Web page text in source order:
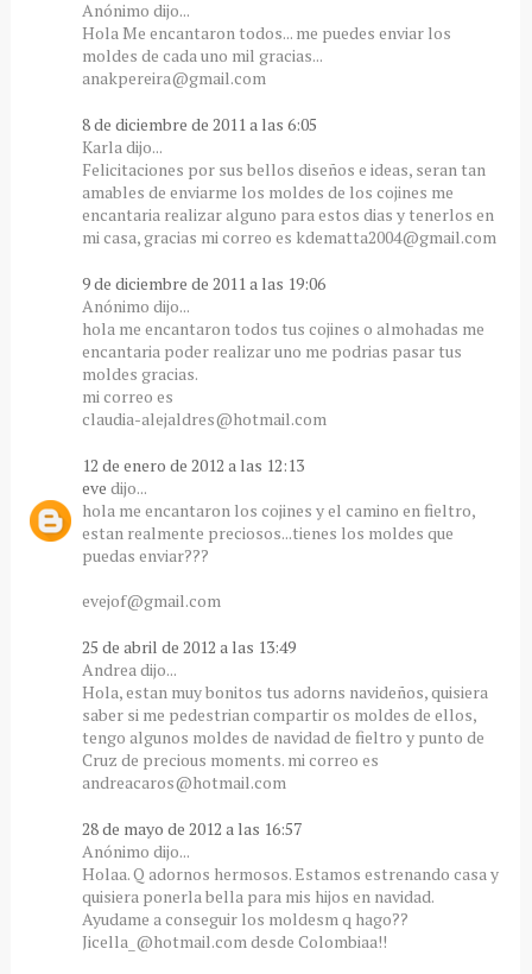
Anónimo dijo...
Hola Me encantaron todos... me puedes enviar los
moldes de cada uno mil gracias...
anakpereira@gmail.com
8 de diciembre de 2011 a las 6:05
Karla dijo...
Felicitaciones por sus bellos diseños e ideas, seran tan
amables de enviarme los moldes de los cojines me
encantaria realizar alguno para estos dias y tenerlos en
mi casa, gracias mi correo es kdematta2004@gmail.com
9 de diciembre de 2011 a las 19:06
Anónimo dijo...
hola me encantaron todos tus cojines o almohadas me
encantaria poder realizar uno me podrias pasar tus
moldes gracias.
mi correo es
claudia-alejaldres@hotmail.com
12 de enero de 2012 a las 12:13
eve dijo...
hola me encantaron los cojines y el camino en fieltro,
estan realmente preciosos...tienes los moldes que
puedas enviar???
evejof@gmail.com
25 de abril de 2012 a las 13:49
Andrea dijo...
Hola, estan muy bonitos tus adorns navideños, quisiera
saber si me pedestrian compartir os moldes de ellos,
tengo algunos moldes de navidad de fieltro y punto de
Cruz de precious moments. mi correo es
andreacaros@hotmail.com
28 de mayo de 2012 a las 16:57
Anónimo dijo...
Holaa. Q adornos hermosos. Estamos estrenando casa y
quisiera ponerla bella para mis hijos en navidad.
Ayudame a conseguir los moldesm q hago??
Jicella_@hotmail.com desde Colombiaa!!